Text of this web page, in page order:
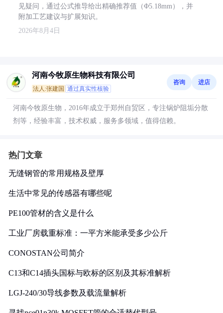
见疑问，通过公式推导给出精确推荐值（Φ5.18mm），并
附加工艺建议与扩展知识。
2026年8月4日
河南今牧原生物科技有限公司
法人:张建国 通过真实性核验
咨询 进店
河南今牧原生物，2016年成立于郑州自贸区，专注锅炉阻垢分散
剂等，经验丰富，技术权威，服务多领域，值得信赖。
热门文章
无缝钢管的常用规格及壁厚
生活中常见的传感器有哪些呢
PE100管材的含义是什么
工业厂房载重标准：一平方米能承受多少公斤
CONOSTAN公司简介
C13和C14插头国标与欧标的区别及其标准解析
LGJ-240/30导线参数及载流量解析